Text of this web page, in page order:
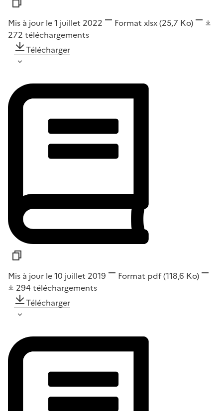
Mis à jour le 1 juillet 2022 Format xlsx(25,7 Ko)
272 téléchargements
Télécharger
Mis à jour le 10 juillet 2019 Format pdf(118,6 Ko)
294 téléchargements
Télécharger